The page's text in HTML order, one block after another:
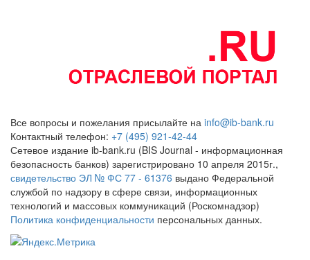
Все вопросы и пожелания присылайте на info@ib-bank.ru
Контактный телефон: +7 (495) 921-42-44
Сетевое издание ib-bank.ru (BIS Journal - информационная
безопасность банков) зарегистрировано 10 апреля 2015г.,
свидетельство ЭЛ № ФС 77 - 61376 выдано Федеральной
службой по надзору в сфере связи, информационных
технологий и массовых коммуникаций (Роскомнадзор)
Политика конфиденциальности персональных данных.